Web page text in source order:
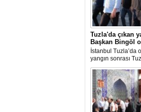
Tuzla'da çıkan
Başkan Bingöl
İstanbul Tuzla’da
yangın sonrası
Av. Eren Ali
incelemelerde